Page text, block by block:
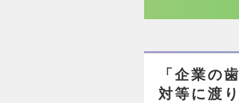
「企業の
対等に渡